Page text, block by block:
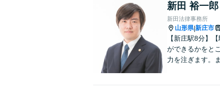
新田 裕一郎
新田法律事務所
山形県|新庄市
【新庄駅8分】
ができるかをと
力を注ぎます。